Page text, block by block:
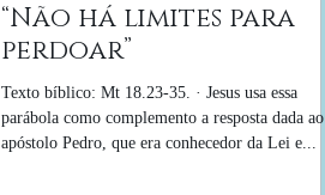
“Não há limites para
perdoar”
Texto bíblico: Mt 18.23-35. · Jesus usa essa
parábola como complemento a resposta dada ao
apóstolo Pedro, que era conhecedor da Lei e...